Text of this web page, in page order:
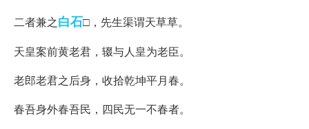
二者兼之白石□，先生渠谓天草草。
天皇案前黄老君，辍与人皇为老臣。
老郎老君之后身，收拾乾坤平月春。
春吾身外春吾民，四民无一不春者。